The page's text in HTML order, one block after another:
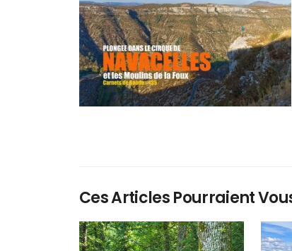
Ces Articles Pourraient